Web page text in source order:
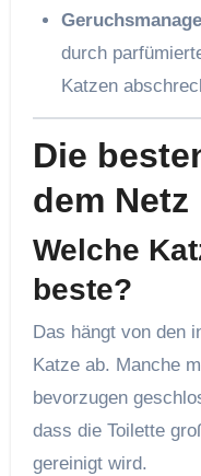
durch
Katzen
Die
dem Netz
Welche
beste?
Das hängt von den
Katze ab. Manche
bevorzugen
dass die Toilette
gereinigt wird.